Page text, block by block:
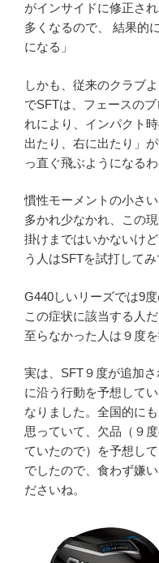
がインサイドに修正さ
多くなるので、 結果的
になる」
しかも、従来のクラブ
でSFTは、フェースの
れにより、インパクト
出たり、右に出たり」
っ直ぐ飛ぶようになるわ
慣性モーメントの小さ
多かれ少なかれ、この
掛けまではいかないけ
う人はSFTを試打してみ
G440しいリーズでは9
この症状に該当する人
至らなかった人は９度
実は、SFT９度が追加
に沿う行動を予想して
なりました。全国的に
思っていて、欠品（９
ていたので）を予想し
でしたので、食わず嫌
ださいね。